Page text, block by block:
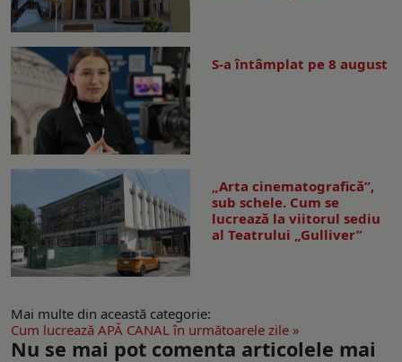
S-a întâmplat pe 8 august
„Arta cinematografică”,
sub schele. Cum se
lucrează la viitorul sediu
al Teatrului „Gulliver”
Mai multe din această categorie:
Cum lucrează APĂ CANAL în următoarele zile »
Nu se mai pot comenta articolele mai